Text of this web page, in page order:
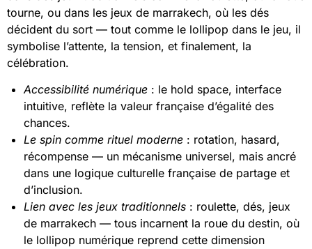
tourne, ou dans les jeux de marrakech, où les dés
décident du sort — tout comme le lollipop dans le jeu, il
symbolise l’attente, la tension, et finalement, la
célébration.
Accessibilité numérique : le hold space, interface
intuitive, reflète la valeur française d’égalité des
chances.
Le spin comme rituel moderne : rotation, hasard,
récompense — un mécanisme universel, mais ancré
dans une logique culturelle française de partage et
d’inclusion.
Lien avec les jeux traditionnels : roulette, dés, jeux
de marrakech — tous incarnent la roue du destin, où
le lollipop numérique reprend cette dimension